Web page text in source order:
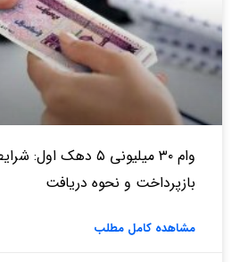
وام ۳۰ میلیونی ۵ دهک
بازپرداخت و نحوه دریافت
مشاهده کامل مطلب